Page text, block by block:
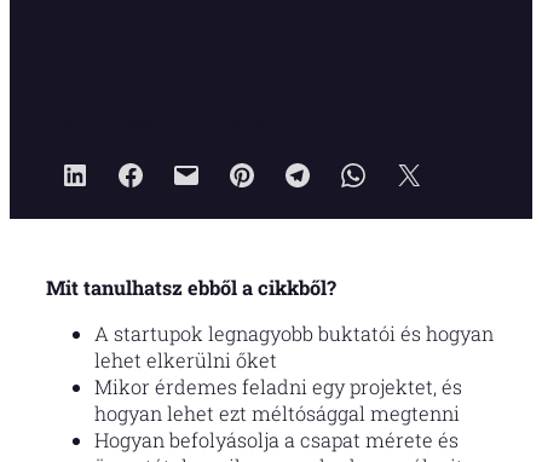
Mit tanulhatsz ebből a cikkből?
A startupok legnagyobb buktatói és hogyan
lehet elkerülni őket
Mikor érdemes feladni egy projektet, és
hogyan lehet ezt méltósággal megtenni
Hogyan befolyásolja a csapat mérete és